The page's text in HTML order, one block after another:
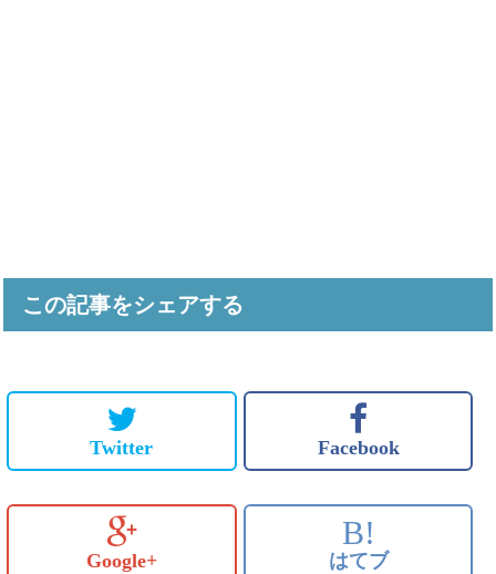
この記事をシェアする
Twitter Facebook
Google+
B!
はてブ